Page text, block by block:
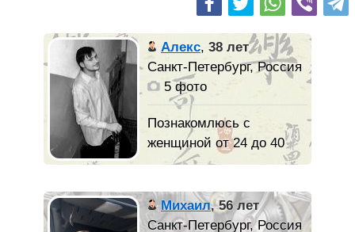
Алекс, 38 лет
Санкт-Петербург, Россия
5 фото
Познакомлюсь с
женщиной от 24 до 40
лет
Романтичен.
Верю, что есть еще на
Михаил,56 лет
Санкт-Петербург, Россия